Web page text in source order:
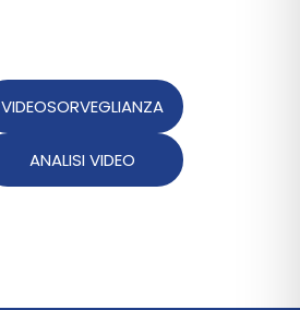
VIDEOSORVEGLIANZA
ANALISI VIDEO